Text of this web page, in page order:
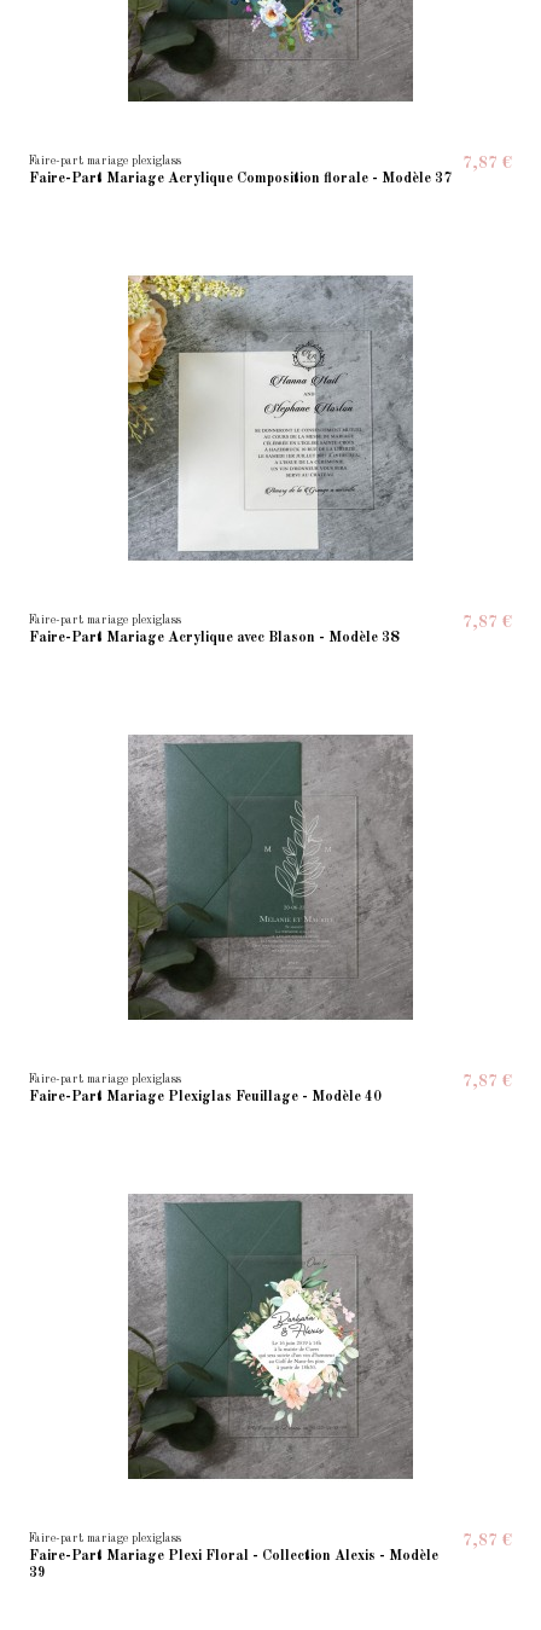
Faire-part mariage plexiglass
Faire-Part Mariage Acrylique Composition florale - Modèle 37
7,87 €
Faire-part mariage plexiglass
Faire-Part Mariage Acrylique avec Blason - Modèle 38
7,87 €
Faire-part mariage plexiglass
Faire-Part Mariage Plexiglas Feuillage - Modèle 40
7,87 €
Faire-part mariage plexiglass
Faire-Part Mariage Plexi Floral - Collection Alexis - Modèle
39
7,87 €